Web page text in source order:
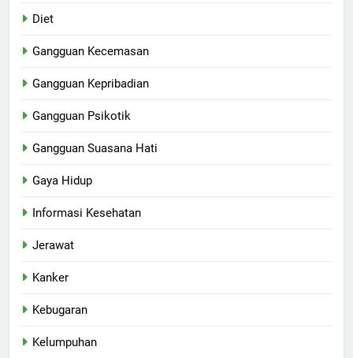
Diet
Gangguan Kecemasan
Gangguan Kepribadian
Gangguan Psikotik
Gangguan Suasana Hati
Gaya Hidup
Informasi Kesehatan
Jerawat
Kanker
Kebugaran
Kelumpuhan